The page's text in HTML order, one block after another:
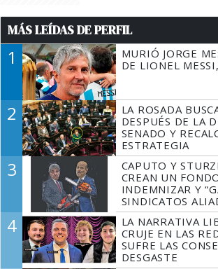
MÁS LEÍDAS DE PERFIL
1
MURIÓ JORGE
DE LIONEL
2
LA ROSADA
DESPUÉS DE LA
SENADO Y
ESTRATEGIA
3
CAPUTO Y
CREAN UN
INDEMNIZAR Y
SINDICATOS
4
LA NARRATIVA
CRUJE EN LAS
SUFRE LAS
DESGASTE